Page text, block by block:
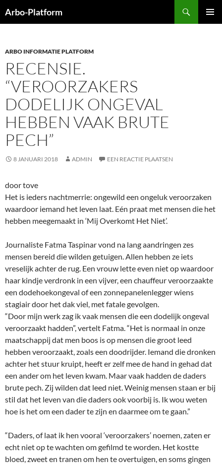
naar
Arbo-Platform
ARBO INFORMATIE PLATFORM
RECENSIE.
“VEROORZAKERS
DODELIJK ONGEVAL
HEBBEN VAAK BRUTE
PECH”
8 JANUARI 2018 ADMIN EEN REACTIE PLAATSEN
door tove
Het is ieders nachtmerrie: ongewild een ongeluk veroorzaken
waardoor iemand het leven laat. Eén praat met mensen die het
hebben meegemaakt in ‘Mij Overkomt Het Niet’.
Journaliste Fatma Taspinar vond na lang aandringen zes
mensen bereid die wilden getuigen. Allen hebben ze iets
vreselijk achter de rug. Een vrouw lette even niet op waardoor
haar kindje verdronk in een vijver, een chauffeur veroorzaakte
een dodehoekongeval of een zonnepanelenlegger wiens
stagiair door het dak viel, met fatale gevolgen.
“Door mijn werk zag ik vaak mensen die een dodelijk ongeval
veroorzaakt hadden”, vertelt Fatma. “Het is normaal in onze
maatschappij dat men boos is op mensen die groot leed
hebben veroorzaakt, zoals een doodrijder. Iemand die dronken
achter het stuur kruipt, heeft er zelf mee de hand in gehad dat
een ander om het leven kwam. Maar vaak hadden de daders
brute pech. Zij wilden dat leed niet. Weinig mensen staan er bij
stil dat het leven van die daders ook voorbij is. Ik wou weten
hoe is het om een dader te zijn en daarmee om te gaan.”
“Daders, of laat ik hen vooral ‘veroorzakers’ noemen, zaten er
echt niet op te wachten om gefilmd te worden. Het kostte
bloed, zweet en tranen om hen te overtuigen, en soms gingen